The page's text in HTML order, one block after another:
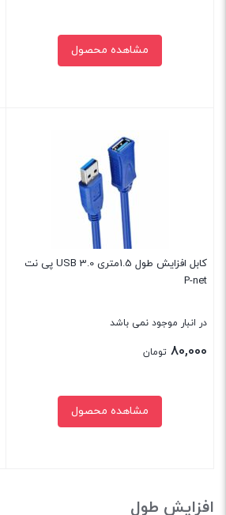
مشاهده محصول
کابل افزایش طول 1.5متری USB 3.0 پی نت
P-net
در انبار موجود نمی باشد
80,000 تومان
مشاهده محصول
افزایش طول